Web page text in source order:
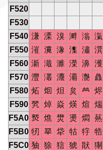
F520
F530
F540 溓 溧 溴 溿 滃 滊
F550 漼 𣽾 潒 潗 潚 潠
F560 澵 濈 濉 濚 濞 濩
F570 灃 灇 灋 㶚 灔 灥
F580 炻 𤇆 炟 炱 𤇾 烬
F590 㷀 焯 焱 煐 煊 煓
F5A0 𤎼 燋 燓 燙 燜 爇
F5B0 牣 𤘩 牮 牯 牸 牿
F5C0 㹨 狳 狺 猇 猒 猘